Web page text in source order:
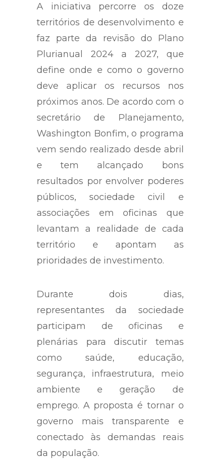
A iniciativa percorre os doze
territórios de desenvolvimento e
faz parte da revisão do Plano
Plurianual 2024 a 2027, que
define onde e como o governo
deve aplicar os recursos nos
próximos anos. De acordo com o
secretário de Planejamento,
Washington Bonfim, o programa
vem sendo realizado desde abril
e tem alcançado bons
resultados por envolver poderes
públicos, sociedade civil e
associações em oficinas que
levantam a realidade de cada
território e apontam as
prioridades de investimento.
Durante dois dias,
representantes da sociedade
participam de oficinas e
plenárias para discutir temas
como saúde, educação,
segurança, infraestrutura, meio
ambiente e geração de
emprego. A proposta é tornar o
governo mais transparente e
conectado às demandas reais
da população.